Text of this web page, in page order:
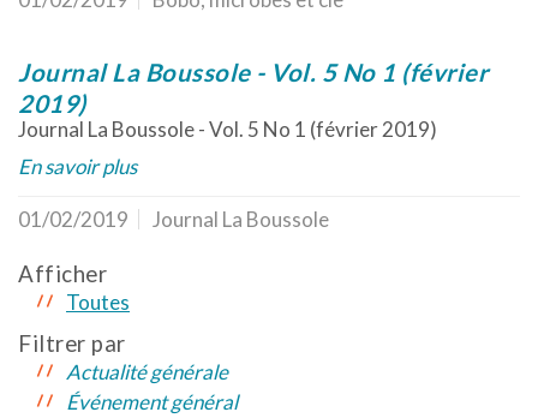
Journal La Boussole - Vol. 5 No 1 (février
2019)
Journal La Boussole - Vol. 5 No 1 (février 2019)
En savoir plus
01/02/2019 Journal La Boussole
Afficher
Toutes
Filtrer par
Actualité générale
Événement général